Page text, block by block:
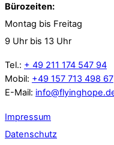
Bürozeiten:
Montag bis Freitag
9 Uhr bis 13 Uhr
Tel.: + 49 211 174 547 94
Mobil: +49 157 713 498 67
E-Mail:
Impressum
Datenschutz